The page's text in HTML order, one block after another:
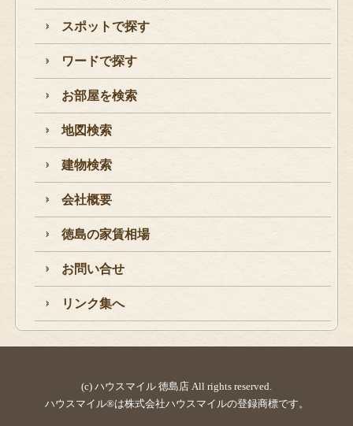
スポットで探す
ワードで探す
お部屋を検索
地図検索
建物検索
会社概要
徳島の家賃相場
お問い合せ
リンク集へ
(c) ハウスマイル 徳島店 All rights reserved.
ハウスマイル®は株式会社ハウスマイルの登録商標です。